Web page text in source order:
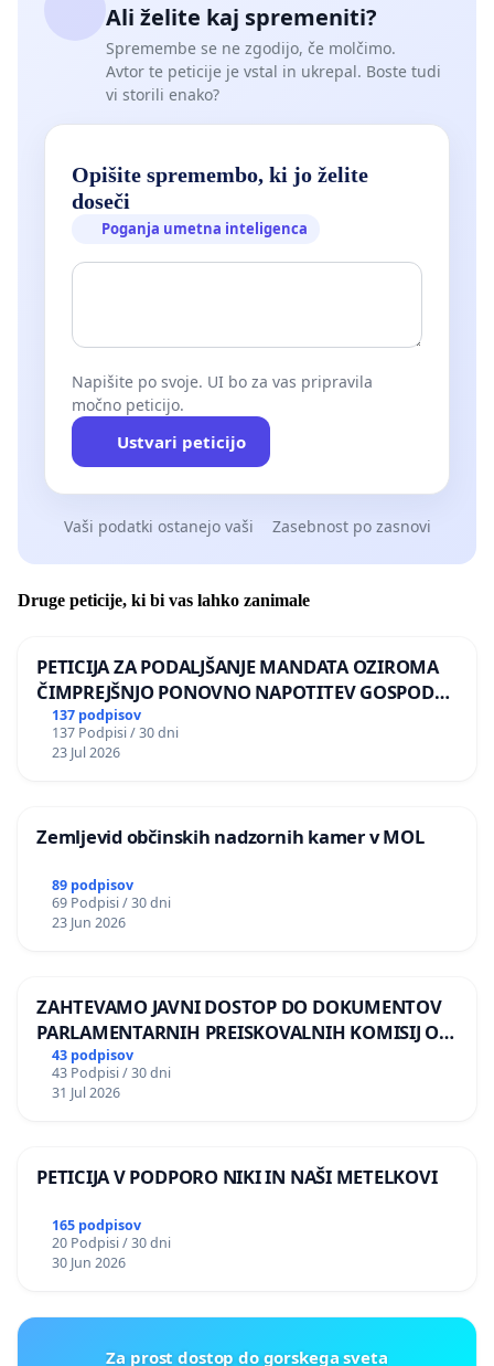
Ali želite kaj spremeniti?
Spremembe se ne zgodijo, če molčimo.
Avtor te peticije je vstal in ukrepal. Boste tudi
vi storili enako?
Opišite spremembo, ki jo želite
doseči
Poganja umetna inteligenca
Napišite po svoje. UI bo za vas pripravila
močno peticijo.
Ustvari peticijo
Vaši podatki ostanejo vaši Zasebnost po zasnovi
Druge peticije, ki bi vas lahko zanimale
PETICIJA ZA PODALJŠANJE MANDATA OZIROMA
ČIMPREJŠNJO PONOVNO NAPOTITEV GOSPODA
BERNARDA ŠRAJNERJA NA VELEPOSLANIŠTVO
REPUBLIKE SLOVENIJE V MOSKVI
137 podpisov
137 Podpisi / 30 dni
23 Jul 2026
Zemljevid občinskih nadzornih kamer v MOL
89 podpisov
69 Podpisi / 30 dni
23 Jun 2026
ZAHTEVAMO JAVNI DOSTOP DO DOKUMENTOV
PARLAMENTARNIH PREISKOVALNIH KOMISIJ O
ILEGALNI TRGOVINI Z OROŽJEM
43 podpisov
43 Podpisi / 30 dni
31 Jul 2026
PETICIJA V PODPORO NIKI IN NAŠI METELKOVI
165 podpisov
20 Podpisi / 30 dni
30 Jun 2026
Za prost dostop do gorskega sveta